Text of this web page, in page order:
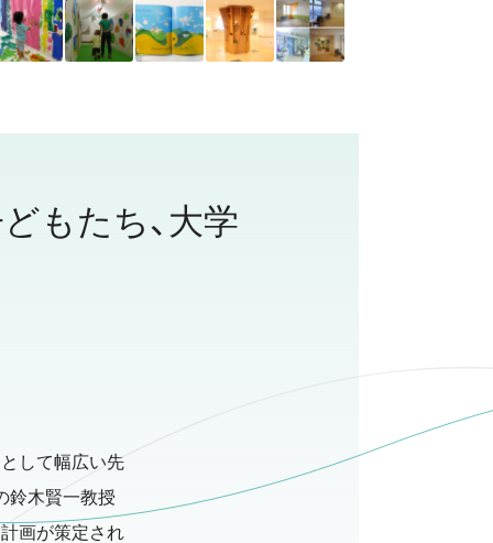
もたち、大学
して幅広い先
鈴木賢一教授
計画が策定され